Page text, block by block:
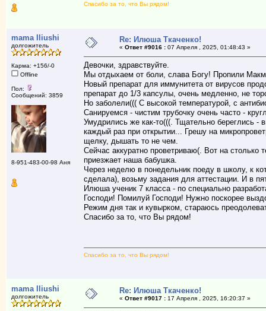
Спасибо за то, что Вы рядом!
mama Iliushi
долгожитель
Карма: +156/-0
Offline
Пол:
Сообщений: 3859
8-951-483-00-98 Аня
Re: Илюша Ткаченко!
« Ответ #9016 :07 Апреля , 2025, 01:48:43 »
Девочки, здравствуйте.
Мы отдыхаем от боли, слава Богу! Пропили
Новый препарат для иммунитета от вирусов
препарат до 1/3 капсулы, очень медленно, не
Но заболели((( С высокой температурой, с
Санируемся - чистим трубочку очень часто -
Умудрились же как-то(((. Тщательно береглись
каждый раз при открытии... Грешу на
щелку, дышать то не чем.
Сейчас аккуратно проветриваю(. Вот на
приезжает наша бабушка.
Через неделю в понедельник поеду в школу, к
сделала), возьму задания для аттестации. И в
Илюша ученик 7 класса - по специально
Господи! Помилуй Господи! Нужно поскорее
Режим дня так и кувырком, стараюсь
Спасибо за то, что Вы рядом!
Спасибо за то, что Вы рядом!
mama Iliushi
долгожитель
Re: Илюша Ткаченко!
« Ответ #9017 :17 Апреля , 2025, 16:20:37 »